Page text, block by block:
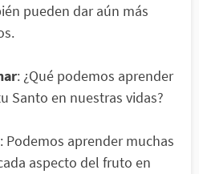
pueden dar aún más
: ¿Qué podemos aprender
Santo en nuestras vidas?
: Podemos aprender muchas
aspecto del fruto en